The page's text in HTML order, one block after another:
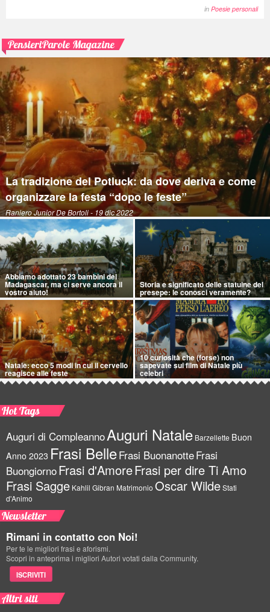
in Poesie personali
PensieriParole Magazine
La tradizione del Potluck: da dove deriva e come
organizzare la festa “dopo le feste”
Raniero Junior De Bortoli- 19 dic 2022
Abbiamo adottato 23 bambini del
Madagascar, ma ci serve ancora il
vostro aiuto!
Storia e significato delle statuine del
presepe: le conosci veramente?
Natale: ecco 5 modi in cui il cervello
reagisce alle feste
10 curiosità che (forse) non
sapevate sui film di Natale più
celebri
Hot Tags
Auguri di CompleannoAuguri Natale Barzellette Buon
Anno 2023 Frasi BelleFrasi BuonanotteFrasi
BuongiornoFrasi d'AmoreFrasi per dire Ti Amo
Frasi Sagge Kahlil Gibran Matrimonio Oscar WildeStati
d'Animo
Newsletter
Rimani in contatto con Noi!
Per te le migliori frasi e aforismi.
Scopri in anteprima i migliori Autori votati dalla Community.
ISCRIVITI
Altri siti